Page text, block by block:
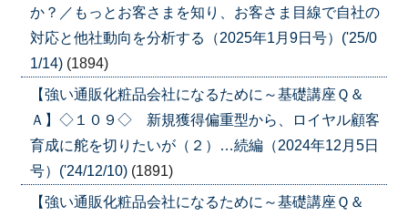
か？／もっとお客さまを知り、お客さま目線で自社の
対応と他社動向を分析する（2025年1月9日号）('25/0
1/14) (1894)
【強い通販化粧品会社になるために～基礎講座Ｑ＆
Ａ】◇１０９◇ 新規獲得偏重型から、ロイヤル顧客
育成に舵を切りたいが（２）…続編（2024年12月5日
号）('24/12/10) (1891)
【強い通販化粧品会社になるために～基礎講座Ｑ＆